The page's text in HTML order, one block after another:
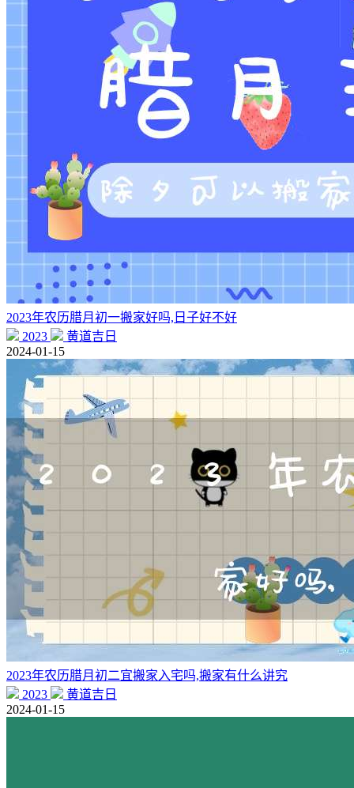
2023年农历腊月初一搬家好吗,日子好不好
2023
黄道吉日
2024-01-15
2023年农历腊月初二宜搬家入宅吗,搬家有什么讲究
2023
黄道吉日
2024-01-15